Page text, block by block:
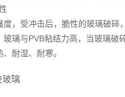
度，受冲击后，脆性的玻璃破碎
玻璃与PVB粘结力高，当玻璃破
耐湿、耐寒。
玻璃